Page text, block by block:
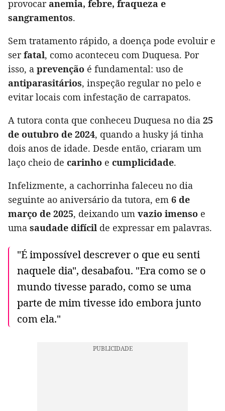
provocaranemia, febre, fraqueza e
sangramentos.
Sem tratamento rápido, a doença pode evoluir e
serfatal, como aconteceu com Duquesa. Por
isso, a prevenção é fundamental: uso de
antiparasitários, inspeção regular no pelo e
evitar locais com infestação de carrapatos.
A tutora conta que conheceu Duquesa no dia 25
de outubro de 2024, quando a husky já tinha
dois anos de idade. Desde então, criaram um
laço cheio de carinho e cumplicidade.
Infelizmente, a cachorrinha faleceu no dia
seguinte ao aniversário da tutora, em 6 de
março de 2025, deixando um vazio imenso e
uma saudade difícil de expressar em palavras.
"É impossível descrever o que eu senti
naquele dia", desabafou. "Era como se o
mundo tivesse parado, como se uma
parte de mim tivesse ido embora junto
com ela."